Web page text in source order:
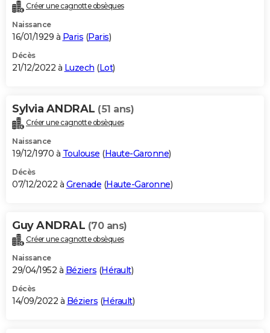
Créer une cagnotte obsèques
Naissance
16/01/1929 à Paris (Paris)
Décès
21/12/2022 à Luzech (Lot)
Sylvia ANDRAL (51 ans)
Créer une cagnotte obsèques
Naissance
19/12/1970 à Toulouse (Haute-Garonne)
Décès
07/12/2022 à Grenade (Haute-Garonne)
Guy ANDRAL (70 ans)
Créer une cagnotte obsèques
Naissance
29/04/1952 à Béziers (Hérault)
Décès
14/09/2022 à Béziers (Hérault)